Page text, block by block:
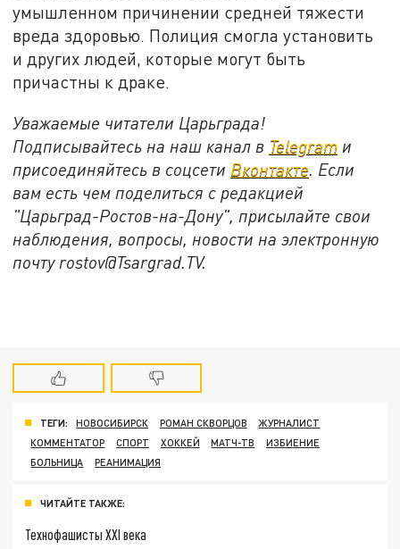
умышленном причинении средней тяжести
вреда здоровью. Полиция смогла установить
и других людей, которые могут быть
причастны к драке.
Уважаемые читатели Царьграда!
Подписывайтесь на наш канал в Telegram и
присоединяйтесь в соцсети Вконтакте . Если
вам есть чем поделиться с редакцией
"Царьград-Ростов-на-Дону", присылайте свои
наблюдения, вопросы, новости на электронную
почту rostov@Tsargrad.ТV.
ТЕГИ: НОВОСИБИРСК РОМАН СКВОРЦОВ
ЖУРНАЛИСТ
КОММЕНТАТОР
СПОРТ ХОККЕЙ МАТЧ-ТВ
ИЗБИЕНИЕ
БОЛЬНИЦА
РЕАНИМАЦИЯ
ЧИТАЙТЕ ТАКЖЕ:
Технофашисты XXI века